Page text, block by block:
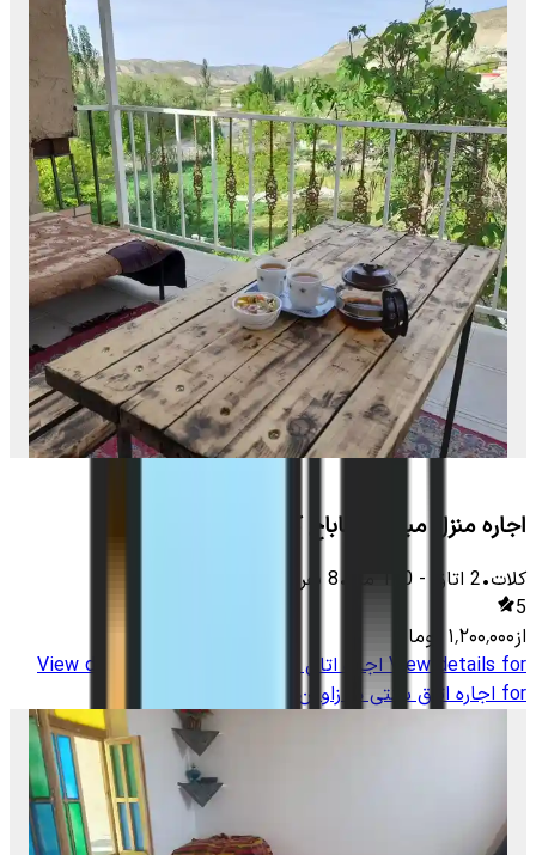
اجاره منزل مبله در قاباخ کلات نادری
کلات•
2 اتاق -
150
•
8 نفر
5
از۱٬۲۰۰٬۰۰۰
تومان
View details for اجاره اتاق سنتی در زاوین کلات
View details
for اجاره اتاق سنتی در زاوین کلات